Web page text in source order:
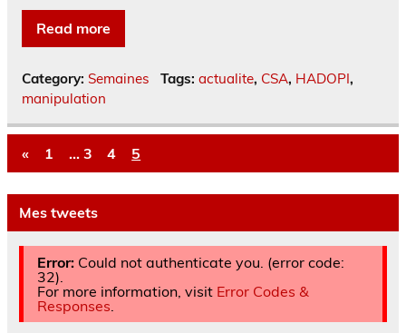
Read more
Category: Semaines Tags: actualite, CSA, HADOPI,
manipulation
« 1 … 3 4 5
Mes tweets
Error:Could not authenticate you. (error code:
32).
For more information, visit Error Codes &
Responses